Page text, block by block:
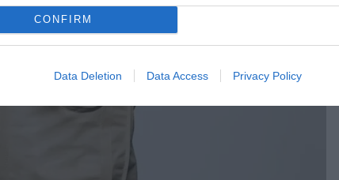
CONFIRM
Data Deletion Data Access Privacy Policy